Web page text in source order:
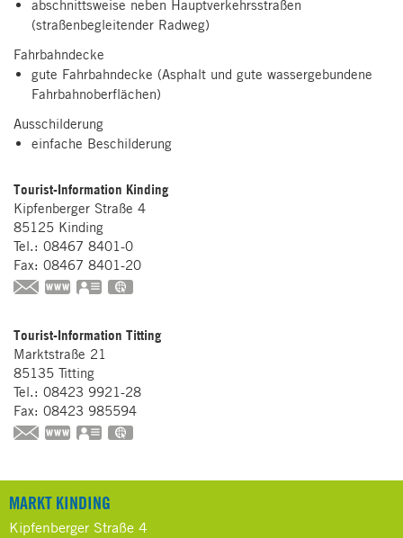
abschnittsweise neben Hauptverkehrsstraßen
(straßenbegleitender Radweg)
Fahrbahndecke
gute Fahrbahndecke (Asphalt und gute wassergebundene
Fahrbahnoberflächen)
Ausschilderung
einfache Beschilderung
Tourist-Information Kinding
Kipfenberger Straße 4
85125 Kinding
Tel.: 08467 8401-0
Fax: 08467 8401-20
www.kinding.de
vCard
Tourist-Information Titting
Marktstraße 21
85135 Titting
Tel.: 08423 9921-28
Fax: 08423 985594
https://www.titting.de/poi/limes-
vCard
MARKT KINDING
Kipfenberger Straße 4